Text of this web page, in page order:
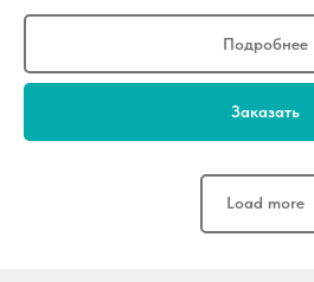
Подробнее
Заказать
Load more